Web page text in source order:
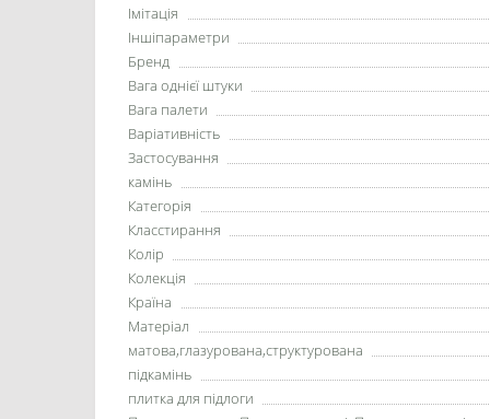
Імітація
Іншіпараметри
Бренд
Вага однієї штуки
Вага палети
Варіативність
Застосування
камінь
Категорія
Класстирання
Колір
Колекція
Країна
Матеріал
матова,глазурована,структурована
підкамінь
плитка для підлоги